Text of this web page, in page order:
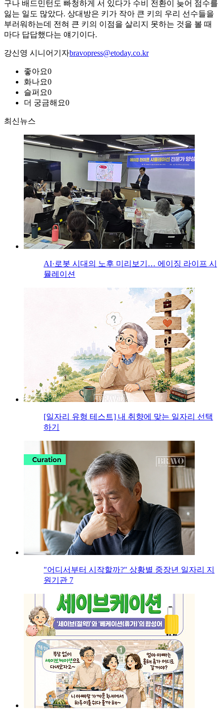
구나 배드민턴도 빠청하게 서 있다가 수비 전환이 늦어 점수를
잃는 일도 많았다. 상대방은 키가 작아 큰 키의 우리 선수들을
부러워하는데 전혀 큰 키의 이점을 살리지 못하는 것을 볼 때
마다 답답했다는 얘기이다.
강신영 시니어기자bravopress@etoday.co.kr
좋아요0
화나요0
슬퍼요0
더 궁금해요0
최신뉴스
AI·로봇 시대의 노후 미리보기… 에이징 라이프 시
뮬레이션
[일자리 유형 테스트] 내 취향에 맞는 일자리 선택
하기
"어디서부터 시작할까?" 상황별 중장년 일자리 지
원기관 7